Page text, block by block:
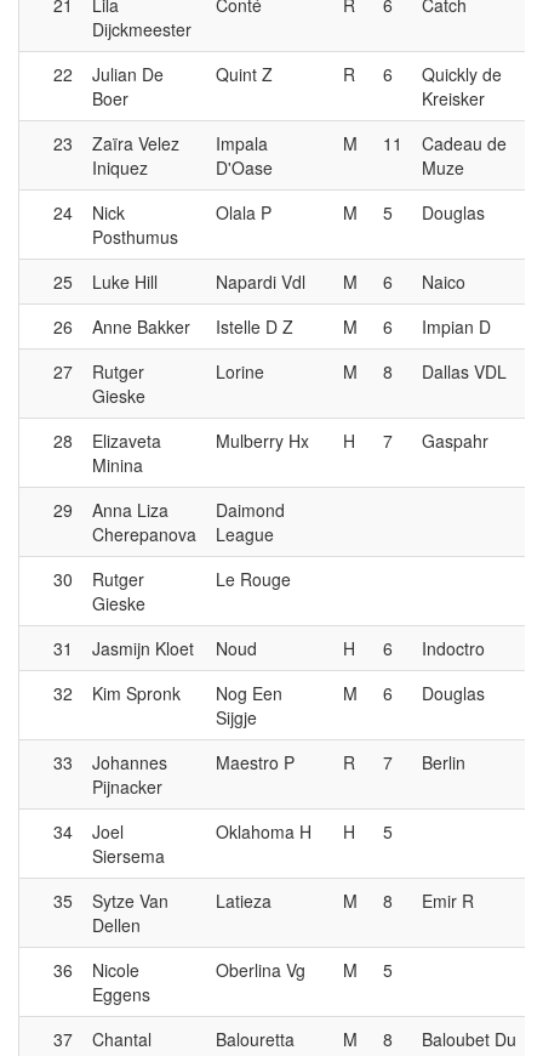
21
Lila
Dijckmeester
Conté R 6 Catch
22
Julian De
Boer
Quint Z R 6
Quickly de
Kreisker
23
Zaïra Velez
Iniquez
Impala
D'Oase
M 11
Cadeau de
Muze
24
Nick
Posthumus
Olala P M 5 Douglas
25 Luke Hill Napardi Vdl M 6 Naico
26
Anne Bakker Istelle D Z M 6 Impian D
27
Rutger
Gieske
Lorine M 8 Dallas VDL
28
Elizaveta
Minina
Mulberry Hx H 7 Gaspahr
29
Anna Liza
Cherepanova
Daimond
League
30
Rutger
Gieske
Le Rouge
31 Jasmijn Kloet Noud H 6 Indoctro
32
Kim Spronk
Nog Een
Sijgje
M 6 Douglas
33
Johannes
Pijnacker
Maestro P R 7 Berlin
34
Joel
Siersema
Oklahoma H H 5
35
Sytze Van
Dellen
Latieza M 8 Emir R
36
Nicole
Eggens
Oberlina Vg M 5
37
Chantal
Balouretta M 8
Baloubet Du